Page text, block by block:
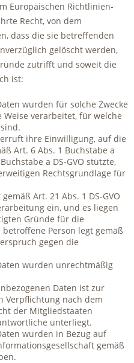
Europäischen Richtlinien-
Recht, von dem
dass die sie betreffenden
gelöscht werden,
zutrifft und soweit die
ist:
wurden für solche Zwecke
verarbeitet, für welche
ihre Einwilligung, auf die
Art. 6 Abs. 1 Buchstabe a
a DS-GVO stützte,
Rechtsgrundlage für
Art. 21 Abs. 1 DS-GVO
ein, und es liegen
Gründe für die
Person legt gemäß
gegen die
wurden unrechtmäßig
Daten ist zur
Verpflichtung nach dem
der Mitgliedstaaten
unterliegt.
wurden in Bezug auf
gemäß